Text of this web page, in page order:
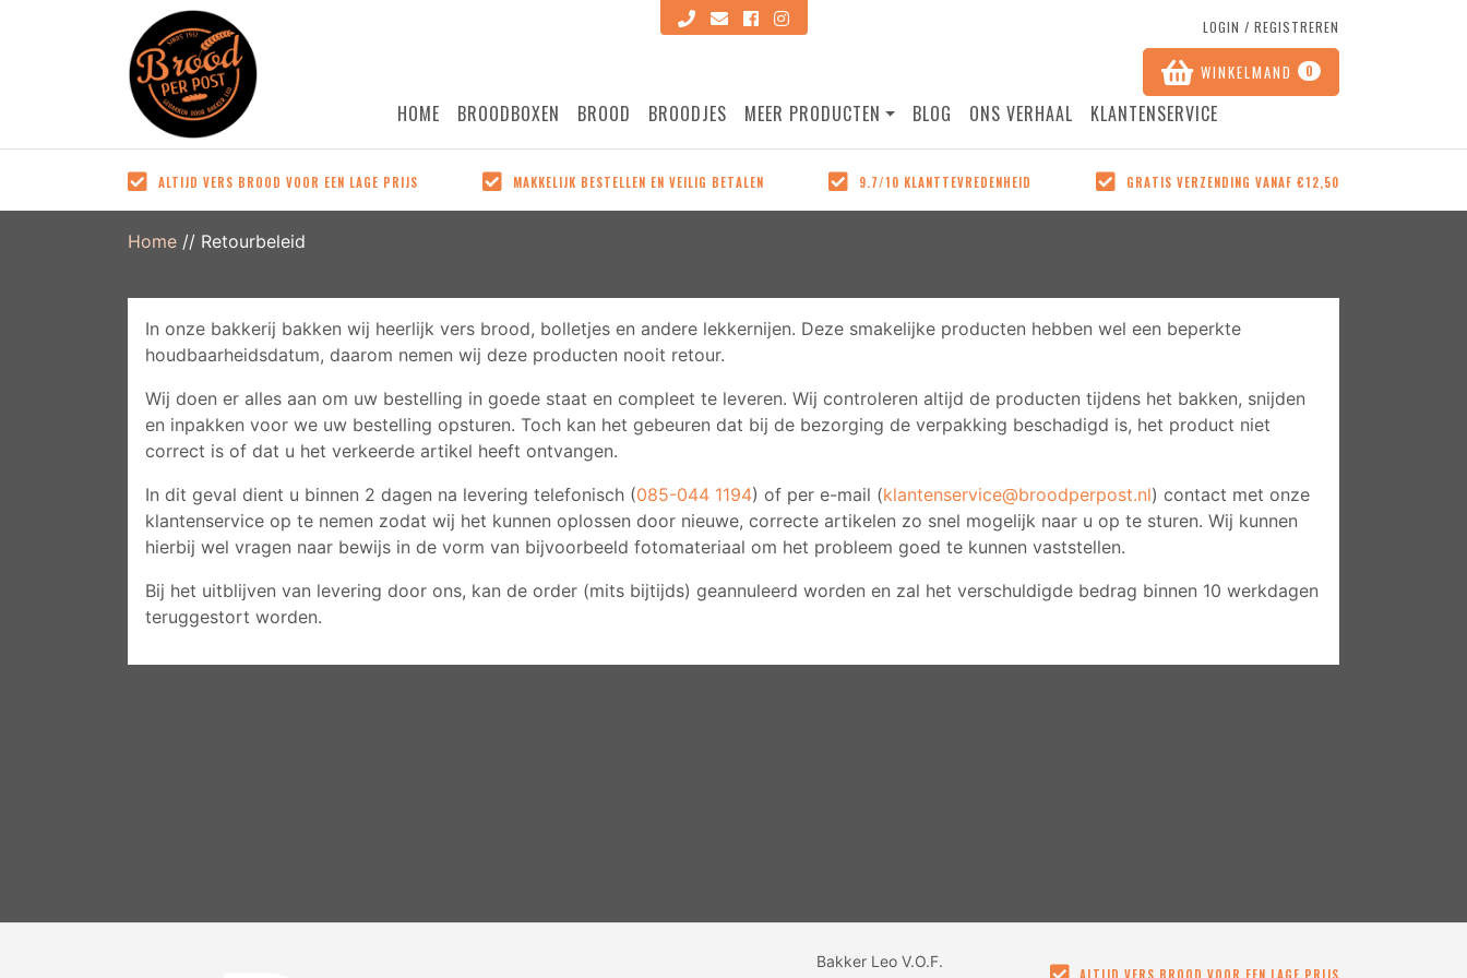
WINKELMAND 0
HOME BROODBOXEN BROOD BROODJES MEER PRODUCTEN BLOG ONS VERHAAL KLANTENSERVICE
LOGIN / REGISTREREN
ALTIJD VERS BROOD VOOR EEN LAGE
PRIJS
Door de grote aantallen hebben
wij veel bakprocessen kunnen
een lage prijs!
MAKKELIJK BESTELLEN EN VEILIG BETALEN
Al onze producten zijn makkelijk
9.7/10 KLANTTEVREDENHEID
Volgens onze klanten. Lees de
GRATIS VERZENDING VANAF €12,50
Vanaf 12,50 krijgt u uw bestelling
SLUITEN
ALTIJD VERS BROOD VOOR EEN LAGE PRIJS MAKKELIJK BESTELLEN EN VEILIG BETALEN 9.7/10 KLANTTEVREDENHEID GRATIS VERZENDING VANAF €12,50
Home // Retourbeleid
In onze bakkerij bakken wij heerlijk vers brood, bolletjes en andere lekkernijen. Deze smakelijke producten hebben wel een beperkte
houdbaarheidsdatum, daarom nemen wij deze producten nooit retour.
Wij doen er alles aan om uw bestelling in goede staat en compleet te leveren. Wij controleren altijd de producten tijdens het bakken, snijden
en inpakken voor we uw bestelling opsturen. Toch kan het gebeuren dat bij de bezorging de verpakking beschadigd is, het product niet
correct is of dat u het verkeerde artikel heeft ontvangen.
In dit geval dient u binnen 2 dagen na levering telefonisch (085-044 1194) of per e-mail (klantenservice@broodperpost.nl) contact met onze
klantenservice op te nemen zodat wij het kunnen oplossen door nieuwe, correcte artikelen zo snel mogelijk naar u op te sturen. Wij kunnen
hierbij wel vragen naar bewijs in de vorm van bijvoorbeeld fotomateriaal om het probleem goed te kunnen vaststellen.
Bij het uitblijven van levering door ons, kan de order (mits bijtijds) geannuleerd worden en zal het verschuldigde bedrag binnen 10 werkdagen
teruggestort worden.
Bakker Leo V.O.F.
ALTIJD VERS BROOD VOOR EEN LAGE PRIJS